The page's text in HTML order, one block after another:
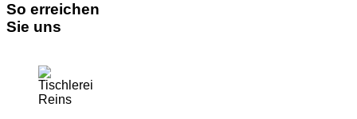
So erreichen
Sie uns